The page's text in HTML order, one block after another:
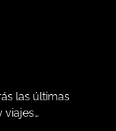
las últimas
viajes…